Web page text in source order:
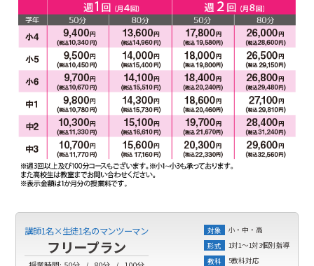
講師1名×生徒1名のマンツーマン
フリープラン
対象
小・中・高
形式
1対1～1対3個別指導
教科
5教科対応